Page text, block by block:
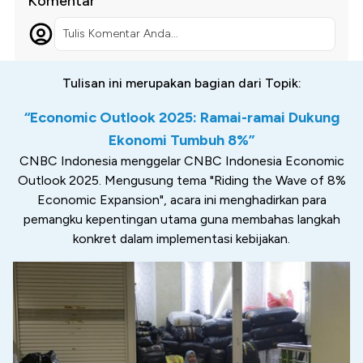
Tulis Komentar Anda...
Tulisan ini merupakan bagian dari Topik:
“Economic Outlook 2025: Ramai-ramai Dukung
Ekonomi Tumbuh 8%”
CNBC Indonesia menggelar CNBC Indonesia Economic
Outlook 2025. Mengusung tema "Riding the Wave of 8%
Economic Expansion", acara ini menghadirkan para
pemangku kepentingan utama guna membahas langkah
konkret dalam implementasi kebijakan.